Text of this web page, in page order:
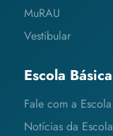
MuRAU
Vestibular
Escola Básica
Fale com a Escola
Notícias da Escola